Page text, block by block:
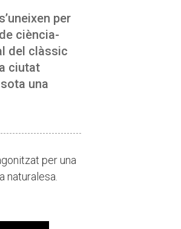
per
ciència-
del clàssic
ciutat
una
per una
naturalesa.